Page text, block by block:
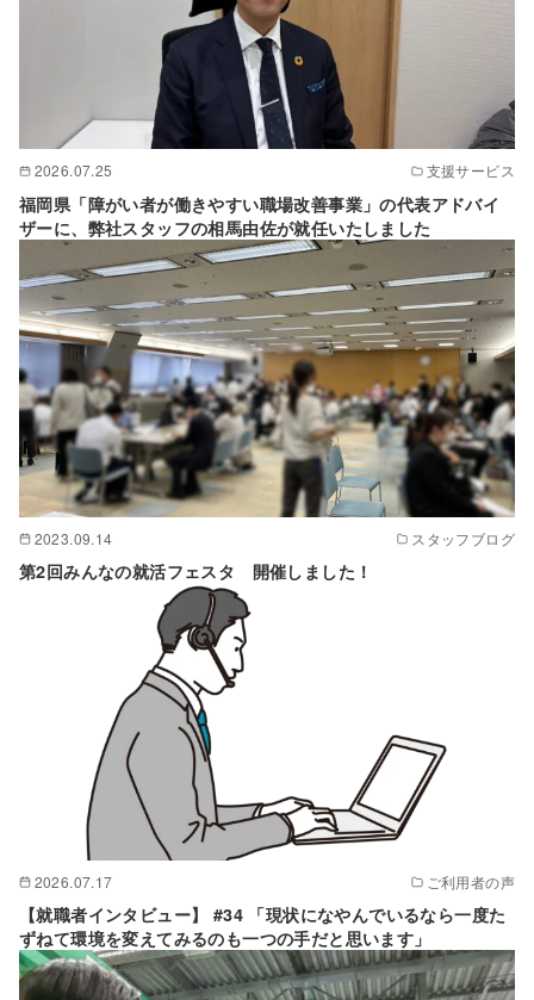
2026.07.25 支援サービス
福岡県「障がい者が働きやすい職場改善事業」の代表アドバイ
ザーに、弊社スタッフの相馬由佐が就任いたしました
2023.09.14 スタッフブログ
第2回みんなの就活フェスタ 開催しました！
2026.07.17 ご利用者の声
【就職者インタビュー】 #34 「現状になやんでいるなら一度た
ずねて環境を変えてみるのも一つの手だと思います」